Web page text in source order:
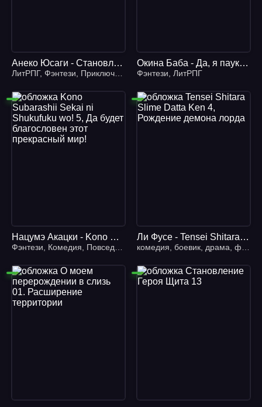
Анеко Юсаги - Становление Героя Щита 07
ЛитРПГ, Фэнтези Приключения
Окина Баба - Да, я паук, и что же? 5
Фэнтези ЛитРПГ
Нацумэ Акацки - Kono Subarashii Sekai ni Shukufuku wo! 5, Да будет благословен этот прекрасный мир!
Фэнтези Комедия Повседневность ,ЛитРПГ
Ли Фусе - Tensei Shitara Slime Datta Ken 4, Рождение демона лорда
комедия боевик драма фантастика